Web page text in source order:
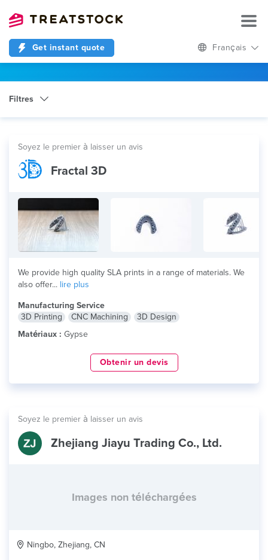
Get instant quote Français
Filtres
Soyez le premier à laisser un avis
Fractal 3D
We provide high quality SLA prints in a range of materials. We
also offer... lire plus
Manufacturing Service
3D Printing
CNC Machining
3D Design
Matériaux : Gypse
Obtenir un devis
Soyez le premier à laisser un avis
Zhejiang Jiayu Trading Co., Ltd.
Images non téléchargées
Ningbo, Zhejiang, CN